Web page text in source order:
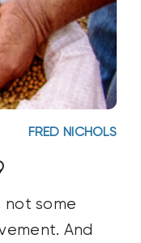
FRED NICHOLS
not some
And